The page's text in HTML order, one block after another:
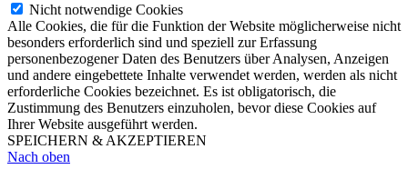
Nicht notwendige Cookies
Alle Cookies, die für die Funktion der Website möglicherweise nicht
besonders erforderlich sind und speziell zur Erfassung
personenbezogener Daten des Benutzers über Analysen, Anzeigen
und andere eingebettete Inhalte verwendet werden, werden als nicht
erforderliche Cookies bezeichnet. Es ist obligatorisch, die
Zustimmung des Benutzers einzuholen, bevor diese Cookies auf
Ihrer Website ausgeführt werden.
SPEICHERN & AKZEPTIEREN
Nach oben